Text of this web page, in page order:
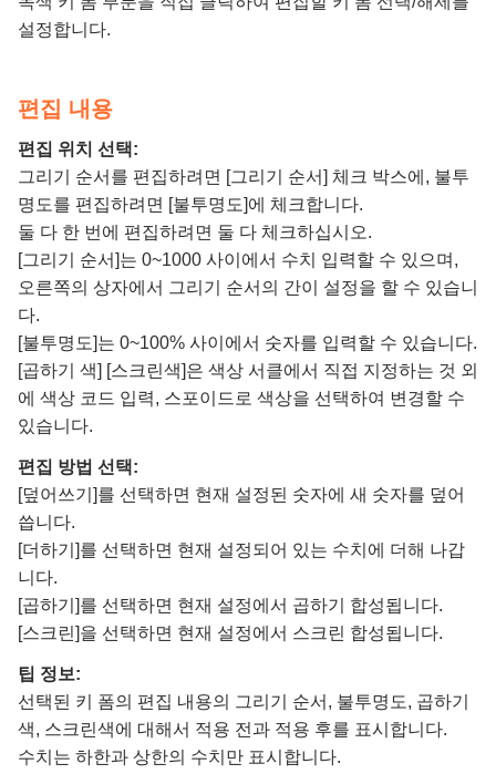
설정합니다.
편집 내용
편집 위치 선택:
그리기 순서를 편집하려면 [그리기 순서] 체크 박스에, 불투
명도를 편집하려면 [불투명도]에 체크합니다.
둘 다 한 번에 편집하려면 둘 다 체크하십시오.
[그리기 순서]는 0~1000 사이에서 수치 입력할 수 있으며,
오른쪽의 상자에서 그리기 순서의 간이 설정을 할 수 있습니
다.
[불투명도]는 0~100% 사이에서 숫자를 입력할 수 있습니다.
[곱하기 색] [스크린색]은 색상 서클에서 직접 지정하는 것 외
에 색상 코드 입력, 스포이드로 색상을 선택하여 변경할 수
있습니다.
편집 방법 선택:
[덮어쓰기]를 선택하면 현재 설정된 숫자에 새 숫자를 덮어
씁니다.
[더하기]를 선택하면 현재 설정되어 있는 수치에 더해 나갑
니다.
[곱하기]를 선택하면 현재 설정에서 곱하기 합성됩니다.
[스크린]을 선택하면 현재 설정에서 스크린 합성됩니다.
팁 정보:
선택된 키 폼의 편집 내용의 그리기 순서, 불투명도, 곱하기
색, 스크린색에 대해서 적용 전과 적용 후를 표시합니다.
수치는 하한과 상한의 수치만 표시합니다.